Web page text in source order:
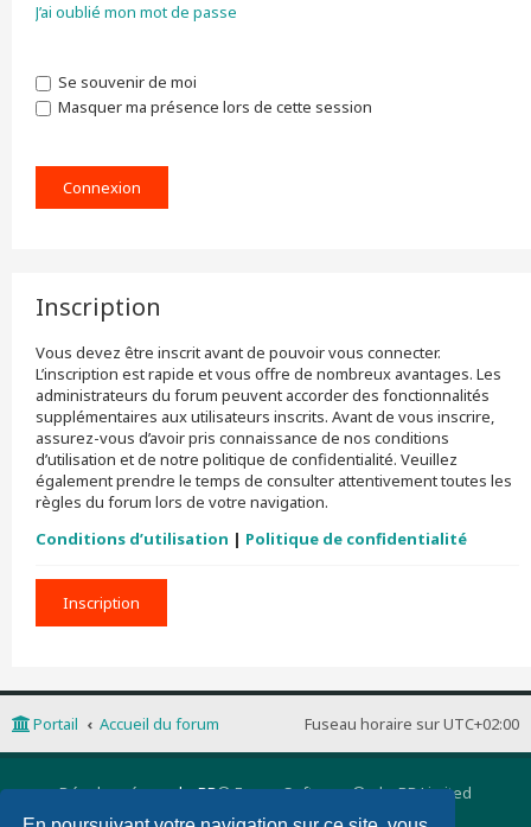
J’ai oublié mon mot de passe
Se souvenir de moi
Masquer ma présence lors de cette session
Inscription
Vous devez être inscrit avant de pouvoir vous connecter.
L’inscription est rapide et vous offre de nombreux avantages. Les
administrateurs du forum peuvent accorder des fonctionnalités
supplémentaires aux utilisateurs inscrits. Avant de vous inscrire,
assurez-vous d’avoir pris connaissance de nos conditions
d’utilisation et de notre politique de confidentialité. Veuillez
également prendre le temps de consulter attentivement toutes les
règles du forum lors de votre navigation.
Conditions d’utilisation | Politique de confidentialité
Inscription
Fuseau horaire surUTC+02:00
Portail Accueil du forum
Développé parphpBB® Forum Software © phpBB Limited
Traduction française officielle
Qiaeru